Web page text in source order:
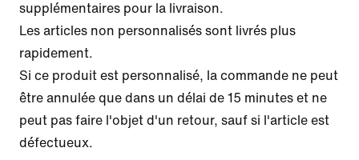
supplémentaires pour la livraison.
Les articles non personnalisés sont livrés plus
rapidement.
Si ce produit est personnalisé, la commande ne peut
être annulée que dans un délai de 15 minutes et ne
peut pas faire l'objet d'un retour, sauf si l'article est
défectueux.